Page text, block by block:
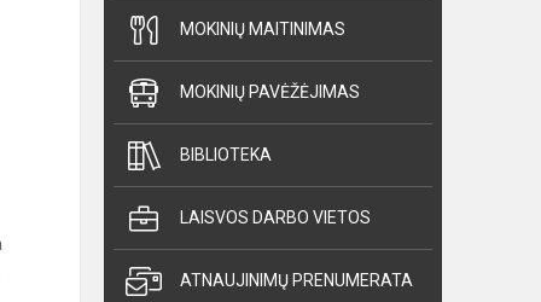
MOKINIŲ MAITINIMAS
MOKINIŲ PAVĖŽĖJIMAS
BIBLIOTEKA
LAISVOS DARBO VIETOS
ATNAUJINIMŲ PRENUMERATA